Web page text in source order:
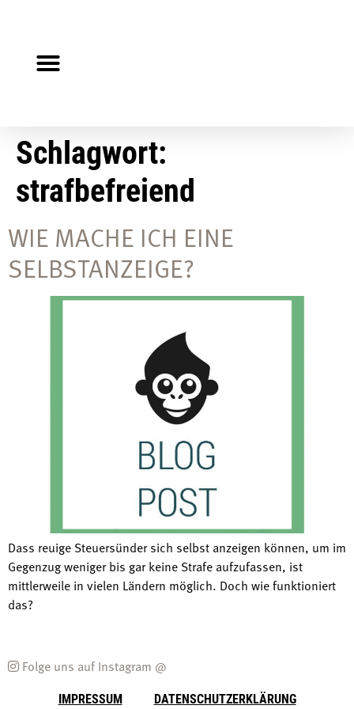
Schlagwort:
strafbefreiend
WIE MACHE ICH EINE
SELBSTANZEIGE?
Dass reuige Steuersünder sich selbst anzeigen können, um im
Gegenzug weniger bis gar keine Strafe aufzufassen, ist
mittlerweile in vielen Ländern möglich. Doch wie funktioniert
das?
Folge uns auf Instagram @
IMPRESSUM DATENSCHUTZERKLÄRUNG